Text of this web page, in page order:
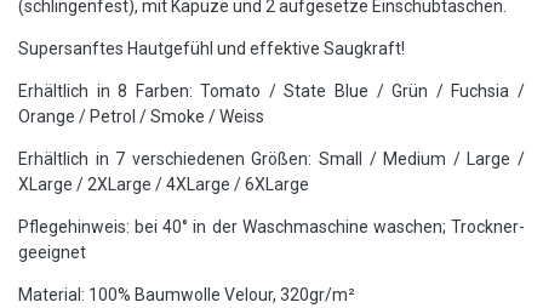
(schlingenfest), mit Kapuze und 2 aufgesetze Einschubtaschen.
Supersanftes Hautgefühl und effektive Saugkraft!
Erhältlich in 8 Farben: Tomato / State Blue / Grün / Fuchsia /
Orange / Petrol / Smoke / Weiss
Erhältlich in 7 verschiedenen Größen: Small / Medium / Large /
XLarge / 2XLarge / 4XLarge / 6XLarge
Pflegehinweis: bei 40° in der Waschmaschine waschen; Trockner-
geeignet
Material: 100% Baumwolle Velour, 320gr/m²